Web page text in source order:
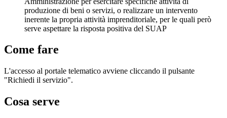
produzione di beni o servizi, o realizzare un intervento
inerente la propria attività imprenditoriale, per le quali però
serve aspettare la risposta positiva del SUAP
Come fare
L'accesso al portale telematico avviene cliccando il pulsante
"Richiedi il servizio".
Cosa serve